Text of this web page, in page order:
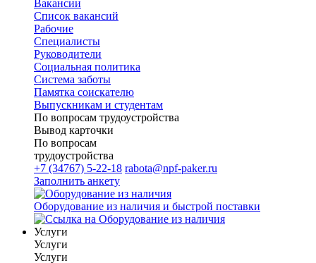
Вакансии
Список вакансий
Рабочие
Специалисты
Руководители
Cоциальная политика
Система заботы
Памятка соискателю
Выпускникам и студентам
По вопросам трудоустройства
Вывод карточки
По вопросам
трудоустройства
+7 (34767) 5-22-18 rabota@npf-paker.ru
Заполнить анкету
Оборудование из наличия и быстрой поставки
Услуги
Услуги
Услуги